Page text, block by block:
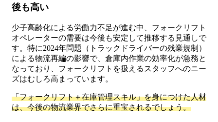
後も高い
少子高齢化による労働力不足が進む中、フォークリフト
オペレーターの需要は今後も安定して推移する見通しで
す。特に2024年問題（トラックドライバーの残業規制）
による物流再編の影響で、倉庫内作業の効率化が急務と
なっており、フォークリフトを扱えるスタッフへのニー
ズはむしろ高まっています。
「フォークリフト＋在庫管理スキル」を身につけた人材
は、今後の物流業界でさらに重宝されるでしょう。